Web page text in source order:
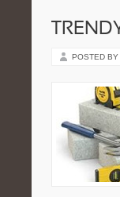
POSTED BY